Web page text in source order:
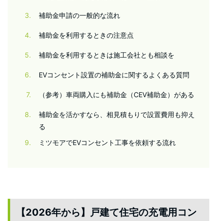
3 補助金申請の一般的な流れ
4 補助金を利用するときの注意点
5 補助金を利用するときは施工会社とも相談を
6 EVコンセント設置の補助金に関するよくある質問
7 （参考）車両購入にも補助金（CEV補助金）がある
8
補助金を活かすなら、相見積もりで設置費用も抑え
る
9
ミツモアでEVコンセント工事を依頼する流れ
【2026年から】戸建て住宅の充電用コン